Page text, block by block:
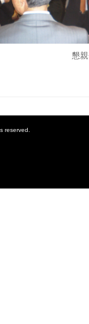
懇
reserved.